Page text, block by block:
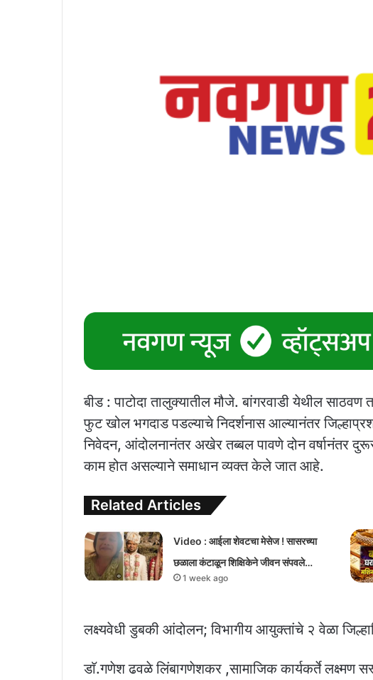
बीड : पाटोदा तालुक्यातील मौजे. बांगरवाडी येथील साठवण
फुट खोल भगदाड पडल्याचे निदर्शनास आल्यानंतर
निवेदन, आंदोलनानंतर अखेर तब्बल पावणे दोन वर्षानंतर
काम होत असल्याने समाधान व्यक्त केले जात आहे.
Related Articles
Video : आईला शेवटचा मेसेज ! सासरच्या
छळाला कंटाळून शिक्षिकेने जीवन संपवले…
1 week ago
लक्ष्यवेधी डुबकी आंदोलन; विभागीय आयुक्तांचे २ वेळा
डाॅ.गणेश ढवळे लिंबागणेशकर ,सामाजिक कार्यकर्ते लक्ष्मण